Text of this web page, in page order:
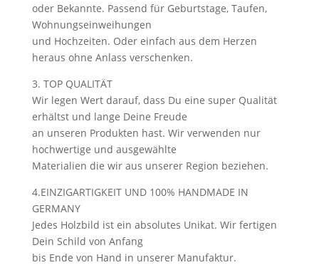
oder Bekannte. Passend für Geburtstage, Taufen,
Wohnungseinweihungen
und Hochzeiten. Oder einfach aus dem Herzen
heraus ohne Anlass verschenken.
3. TOP QUALITÄT
Wir legen Wert darauf, dass Du eine super Qualität
erhältst und lange Deine Freude
an unseren Produkten hast. Wir verwenden nur
hochwertige und ausgewählte
Materialien die wir aus unserer Region beziehen.
4.EINZIGARTIGKEIT UND 100% HANDMADE IN
GERMANY
Jedes Holzbild ist ein absolutes Unikat. Wir fertigen
Dein Schild von Anfang
bis Ende von Hand in unserer Manufaktur.